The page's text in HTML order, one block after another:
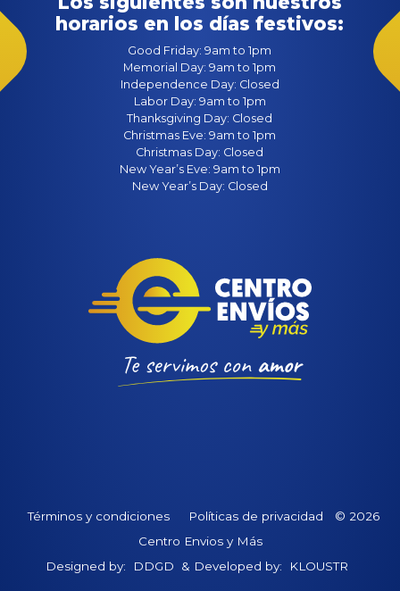
horarios en los días festivos:
Good Friday: 9am to 1pm
Memorial Day: 9am to 1pm
Independence Day: Closed
Labor Day: 9am to 1pm
Thanksgiving Day: Closed
Christmas Eve: 9am to 1pm
Christmas Day: Closed
New Year’s Eve: 9am to 1pm
New Year’s Day: Closed
Términos y condiciones Políticas de privacidad
© 2026
Centro Envios y Más
Designed by:
DDGD & Developed by: KLOUSTR